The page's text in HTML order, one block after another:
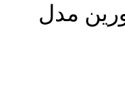
مدل